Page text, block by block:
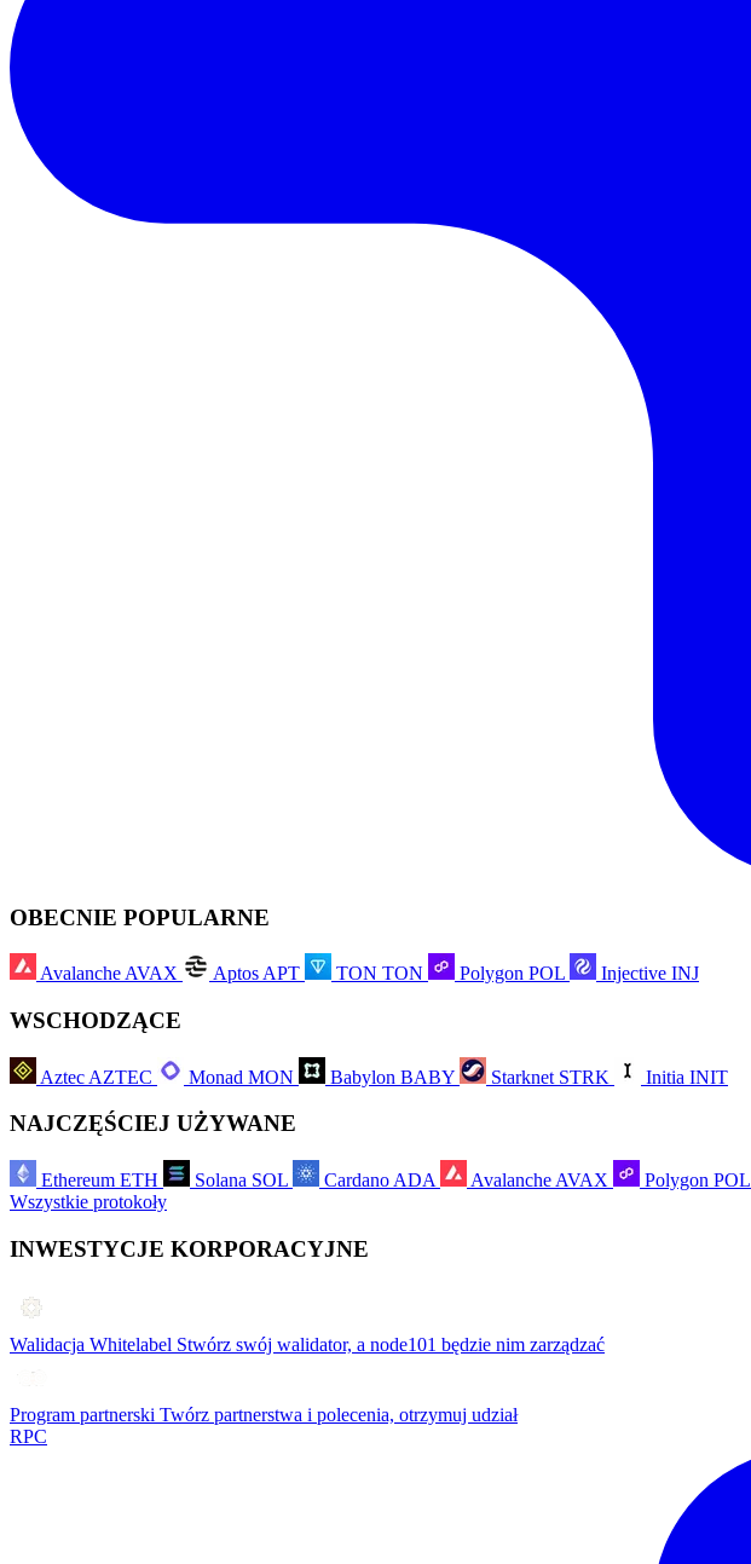
OBECNIE POPULARNE
Avalanche AVAX Aptos APT TON TON Polygon POL Injective INJ
WSCHODZĄCE
Aztec AZTEC Monad MON Babylon BABY Starknet STRK Initia INIT
NAJCZĘŚCIEJ UŻYWANE
Ethereum ETH Solana SOL Cardano ADA Avalanche AVAX Polygon POL
Wszystkie protokoły
INWESTYCJE KORPORACYJNE
Walidacja Whitelabel Stwórz swój walidator, a node101 będzie nim zarządzać
Program partnerski Twórz partnerstwa i polecenia, otrzymuj udział
RPC